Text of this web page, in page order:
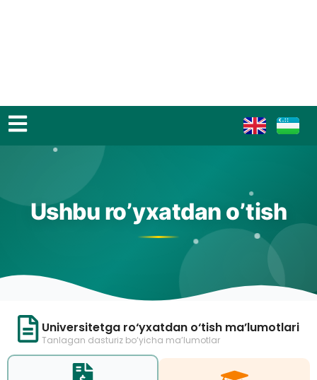
Ushbu ro’yxatdan o’tish
Universitetga ro‘yxatdan o‘tish ma’lumotlari
Tanlagan dasturiz bo‘yicha ma’lumotlar